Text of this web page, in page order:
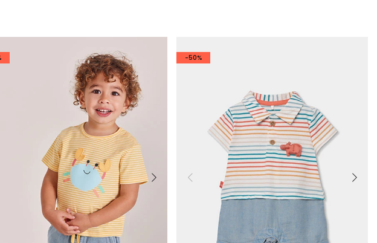
-50%